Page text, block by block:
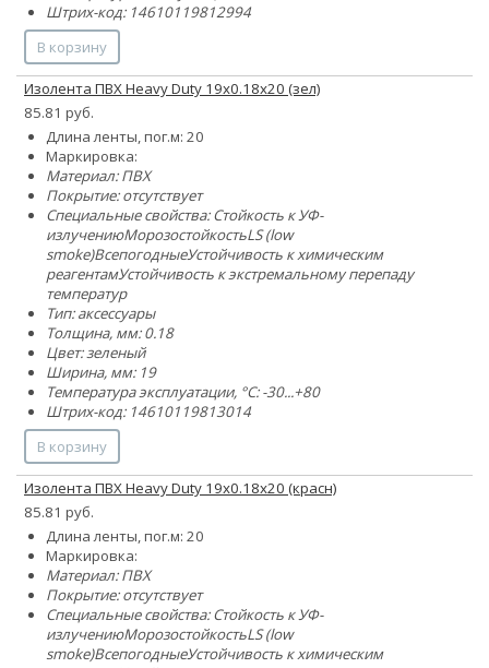
Штрих-код: 14610119812994
В корзину
Изолента ПВХ Heavy Duty 19х0.18х20 (зел)
85.81 руб.
Длина ленты, пог.м: 20
Маркировка:
Материал: ПВХ
Покрытие: отсутствует
Специальные свойства:Стойкость к УФ-
излучениюМорозостойкостьLS (low
smoke)ВсепогодныеУстойчивость к химическим
реагентамУстойчивость к экстремальному перепаду
температур
Тип: аксессуары
Толщина, мм: 0.18
Цвет: зеленый
Ширина, мм: 19
Температура эксплуатации, °C: -30...+80
Штрих-код: 14610119813014
В корзину
Изолента ПВХ Heavy Duty 19х0.18х20 (красн)
85.81 руб.
Длина ленты, пог.м: 20
Маркировка:
Материал: ПВХ
Покрытие: отсутствует
Специальные свойства:Стойкость к УФ-
излучениюМорозостойкостьLS (low
smoke)ВсепогодныеУстойчивость к химическим